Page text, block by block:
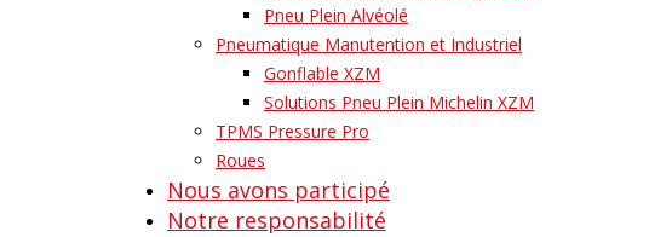
Pneu Plein Alvéolé
Pneumatique Manutention et Industriel
Gonflable XZM
Solutions Pneu Plein Michelin XZM
TPMS Pressure Pro
Roues
Nous avons participé
Notre responsabilité